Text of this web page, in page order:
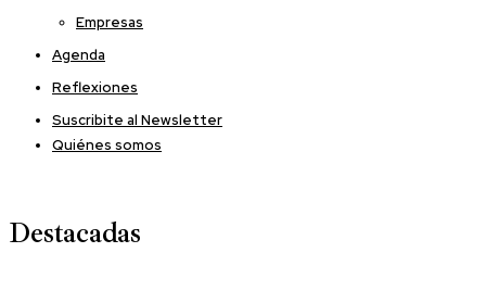
Empresas
Agenda
Reflexiones
Suscribite al Newsletter
Quiénes somos
Destacadas